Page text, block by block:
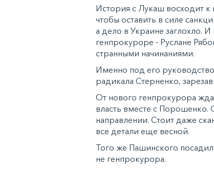
История с Лукаш восходит
чтобы оставить в силе
а дело в Украине заглохло.
генпрокуроре - Руслане
странными начинаниями.
Именно под его
радикала Стерненко,
От нового генпрокурора
власть вместе с Порошенко.
направлении. Стоит даже
все детали еще весной.
Того же Пашинского
не генпрокурора.